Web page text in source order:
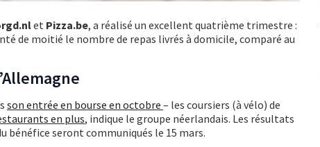
et Pizza.be, a réalisé un excellent quatrième trimestre :
de moitié le nombre de repas livrés à domicile, comparé au
son entrée en bourse en octobre – les coursiers (à vélo) de
en plus, indique le groupe néerlandais. Les résultats
bénéfice seront communiqués le 15 mars.